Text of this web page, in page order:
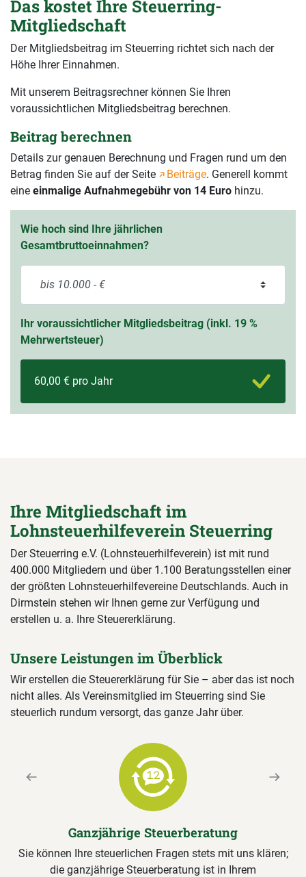
Das kostet Ihre Steuerring-
Mitgliedschaft
Der Mitgliedsbeitrag im Steuerring richtet sich nach der
Höhe Ihrer Einnahmen.
Mit unserem Beitragsrechner können Sie Ihren
voraussichtlichen Mitgliedsbeitrag berechnen.
Beitrag berechnen
Details zur genauen Berechnung und Fragen rund um den
Betrag finden Sie auf der Seite
Beiträge. Generell kommt
eine einmalige Aufnahmegebühr von 14 Euro hinzu.
Wie hoch sind Ihre jährlichen
Gesamtbruttoeinnahmen?
Ihr voraussichtlicher Mitgliedsbeitrag (inkl. 19 %
Mehrwertsteuer)
60,00 € pro Jahr
Ihre Mitgliedschaft im
Lohnsteuerhilfeverein Steuerring
Der Steuerring e.V. (Lohnsteuerhilfeverein) ist mit rund
400.000 Mitgliedern und über 1.100 Beratungsstellen einer
der größten Lohnsteuerhilfevereine Deutschlands. Auch in
Dirmstein stehen wir Ihnen gerne zur Verfügung und
erstellen u. a. Ihre Steuererklärung.
Unsere Leistungen im Überblick
Wir erstellen die Steuererklärung für Sie – aber das ist noch
nicht alles. Als Vereinsmitglied im Steuerring sind Sie
steuerlich rundum versorgt, das ganze Jahr über.
Ganzjährige Steuerberatung
Sie können Ihre steuerlichen Fragen stets mit uns klären;
die ganzjährige Steuerberatung ist in Ihrem
Previous Next